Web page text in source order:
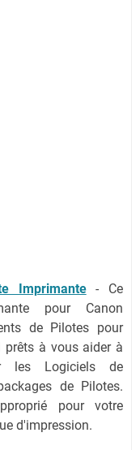
Imprimante - Ce
pour Canon
de Pilotes pour
à vous aider à
les Logiciels de
de Pilotes.
pour votre
d'impression.